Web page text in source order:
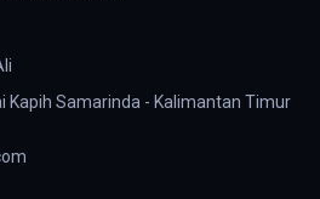
Kapih Samarinda - Kalimantan Timur